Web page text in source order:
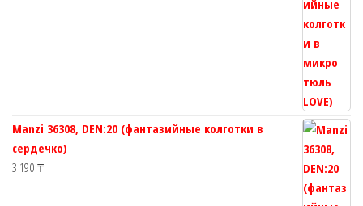
Manzi 36308, DEN:20 (фантазийные колготки в
сердечко)
3 190 ₸